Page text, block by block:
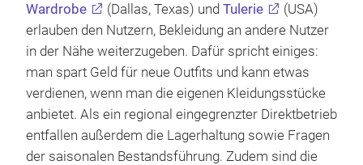
Wardrobe
(Dallas, Texas) und Tulerie
(USA)
erlauben den Nutzern, Bekleidung an andere Nutzer
in der Nähe weiterzugeben. Dafür spricht einiges:
man spart Geld für neue Outfits und kann etwas
verdienen, wenn man die eigenen Kleidungsstücke
anbietet. Als ein regional eingegrenzter Direktbetrieb
entfallen außerdem die Lagerhaltung sowie Fragen
der saisonalen Bestandsführung. Zudem sind die